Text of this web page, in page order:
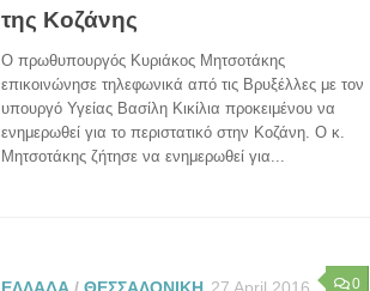
της Κοζάνης
Ο πρωθυπουργός Κυριάκος Μητσοτάκης
επικοινώνησε τηλεφωνικά από τις Βρυξέλλες με τον
υπουργό Υγείας Βασίλη Κικίλια προκειμένου να
ενημερωθεί για το περιστατικό στην Κοζάνη. Ο κ.
Μητσοτάκης ζήτησε να ενημερωθεί για...
0
ΕΛΛΑΔΑ / ΘΕΣΣΑΛΟΝΙΚΗ 27 April 2016